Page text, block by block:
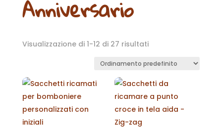
Anniversario
Visualizzazione di 1-12 di 27 risultati